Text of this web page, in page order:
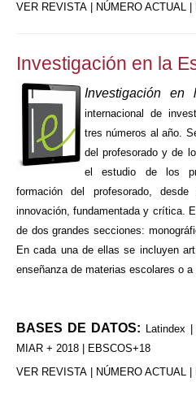
VER REVISTA NÚMERO ACTUAL
Investigación en la
Investigación en
internacional de
tres números al año.
del profesorado y de
el estudio de los
formación del profesorado,
innovación, fundamentada y crítica.
de dos grandes secciones:
En cada una de ellas se incluyen
enseñanza de materias escolares o
BASES DE DATOS: Latindex
MIAR + 2018 | EBSCOS+18
VER REVISTA
NÚMERO ACTUAL